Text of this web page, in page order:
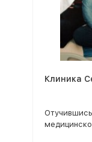
Клиника